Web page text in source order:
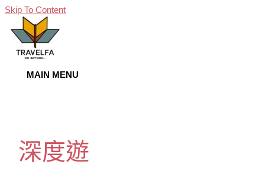
Skip To Content
MAIN MENU
深度遊